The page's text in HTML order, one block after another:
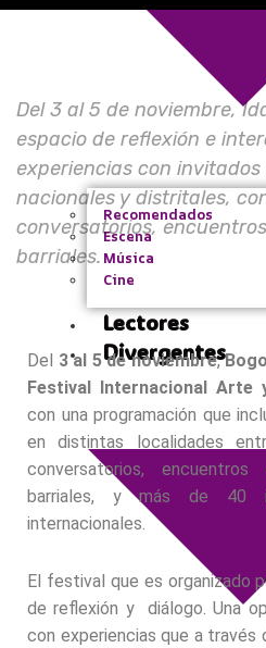
Recomendados
Escena
Música
Cine
Lectores
Divergentes
Del 3 al 5 de noviembre,
espacio de reflexión e
experiencias con
nacionales y distritales,
conversatorios,
barriales.
Del 3 al 5 de noviembre,
Festival Internacional Arte
con una programación que
en distintas localidades
conversatorios,
barriales, y más de 40
internacionales.
El festival que es organizado
de reflexión y diálogo. Una
con experiencias que a través